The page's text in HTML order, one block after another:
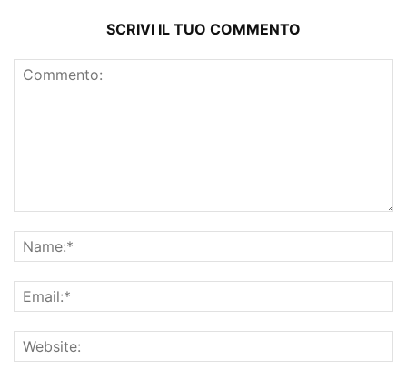
SCRIVI IL TUO COMMENTO